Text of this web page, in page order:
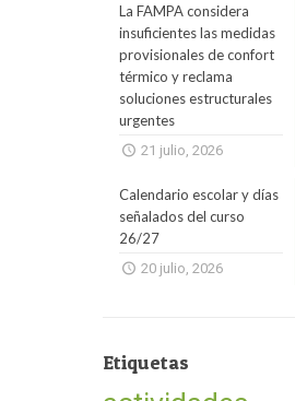
La FAMPA considera
insuficientes las medidas
provisionales de confort
térmico y reclama
soluciones estructurales
urgentes
21 julio, 2026
Calendario escolar y días
señalados del curso
26/27
20 julio, 2026
Etiquetas